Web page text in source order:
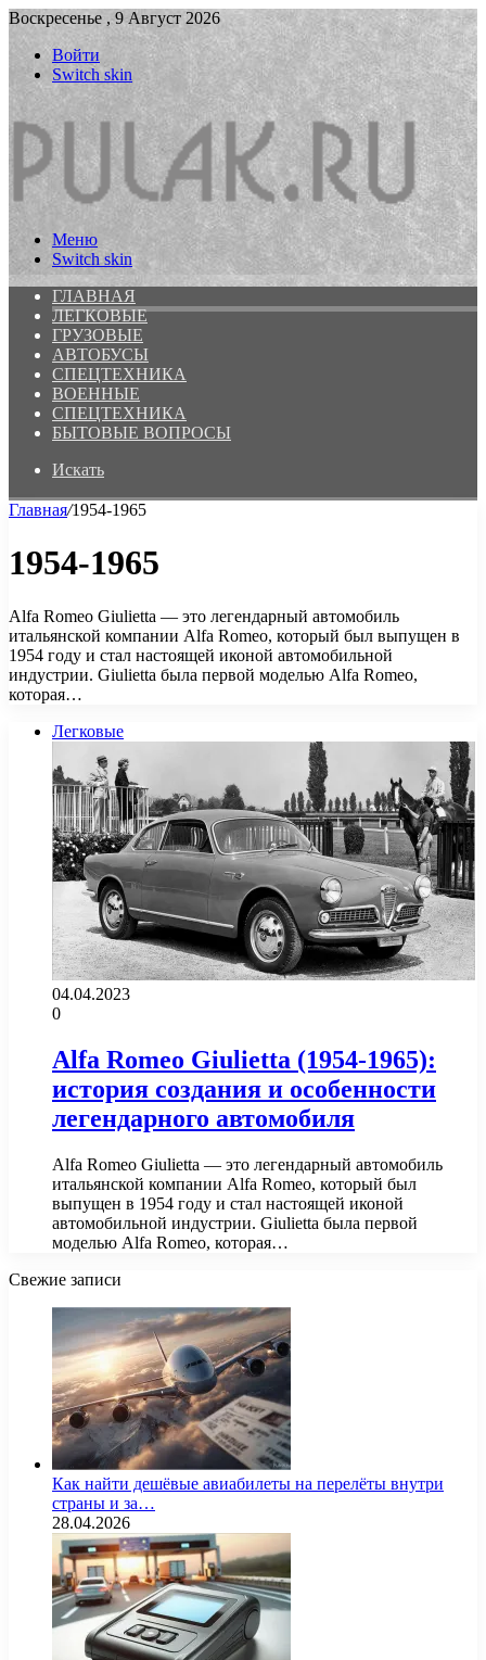
Воскресенье , 9 Август 2026
Войти
Switch skin
Меню
Switch skin
ГЛАВНАЯ
ЛЕГКОВЫЕ
ГРУЗОВЫЕ
АВТОБУСЫ
СПЕЦТЕХНИКА
ВОЕННЫЕ
СПЕЦТЕХНИКА
БЫТОВЫЕ ВОПРОСЫ
Искать
Главная/1954-1965
1954-1965
Alfa Romeo Giulietta — это легендарный автомобиль
итальянской компании Alfa Romeo, который был выпущен в
1954 году и стал настоящей иконой автомобильной
индустрии. Giulietta была первой моделью Alfa Romeo,
которая…
Легковые
04.04.2023
0
Alfa Romeo Giulietta (1954-1965):
история создания и особенности
легендарного автомобиля
Alfa Romeo Giulietta — это легендарный автомобиль
итальянской компании Alfa Romeo, который был
выпущен в 1954 году и стал настоящей иконой
автомобильной индустрии. Giulietta была первой
моделью Alfa Romeo, которая…
Свежие записи
Как найти дешёвые авиабилеты на перелёты внутри
страны и за…
28.04.2026